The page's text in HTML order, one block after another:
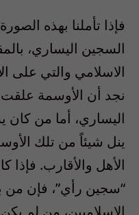
فإذا تأملنا بهذه
السجين اليساري،
الاسلامي والتي على
نجد أن الأوسمة
اليساري، أما من كان
ينل شيئاً من تلك
الأهل والأقارب.
“سجين رأي”، فإن
الإسلاميين، من لم